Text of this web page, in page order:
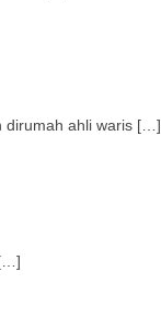
dirumah ahli waris […]